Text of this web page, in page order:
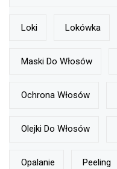
Loki Lokówka
Maski Do Włosów
Ochrona Włosów
Olejki Do Włosów
Opalanie Peeling